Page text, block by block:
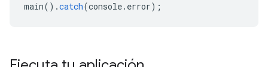
main().catch(console. error);